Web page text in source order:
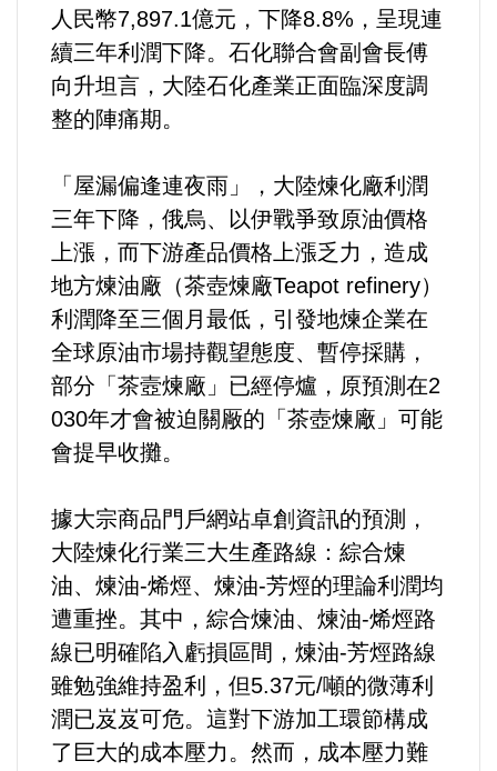
餐飲美食
蔬/素食
防災/救災
考試/監察
國安/國防/外交
自然/地理/景觀/地球
都市發展與都市建設
財務金融/稅制改革
選舉/民調
觀光旅遊
生物科技
人民幣7,897.1億元，下降8.8%，呈現連
續三年利潤下降。石化聯合會副會長傅
向升坦言，大陸石化產業正面臨深度調
整的陣痛期。
「屋漏偏逢連夜雨」，大陸煉化廠利潤
三年下降，俄烏、以伊戰爭致原油價格
上漲，而下游產品價格上漲乏力，造成
地方煉油廠（茶壺煉廠Teapot refinery）
利潤降至三個月最低，引發地煉企業在
全球原油市場持觀望態度、暫停採購，
部分「茶壼煉廠」已經停爐，原預測在2
030年才會被迫關厰的「茶壺煉廠」可能
會提早收攤。
據大宗商品門戶網站卓創資訊的預測，
大陸煉化行業三大生產路線：綜合煉
油、煉油-烯烴、煉油-芳烴的理論利潤均
遭重挫。其中，綜合煉油、煉油-烯烴路
線已明確陷入虧損區間，煉油-芳烴路線
雖勉強維持盈利，但5.37元/噸的微薄利
潤已岌岌可危。這對下游加工環節構成
了巨大的成本壓力。然而，成本壓力難